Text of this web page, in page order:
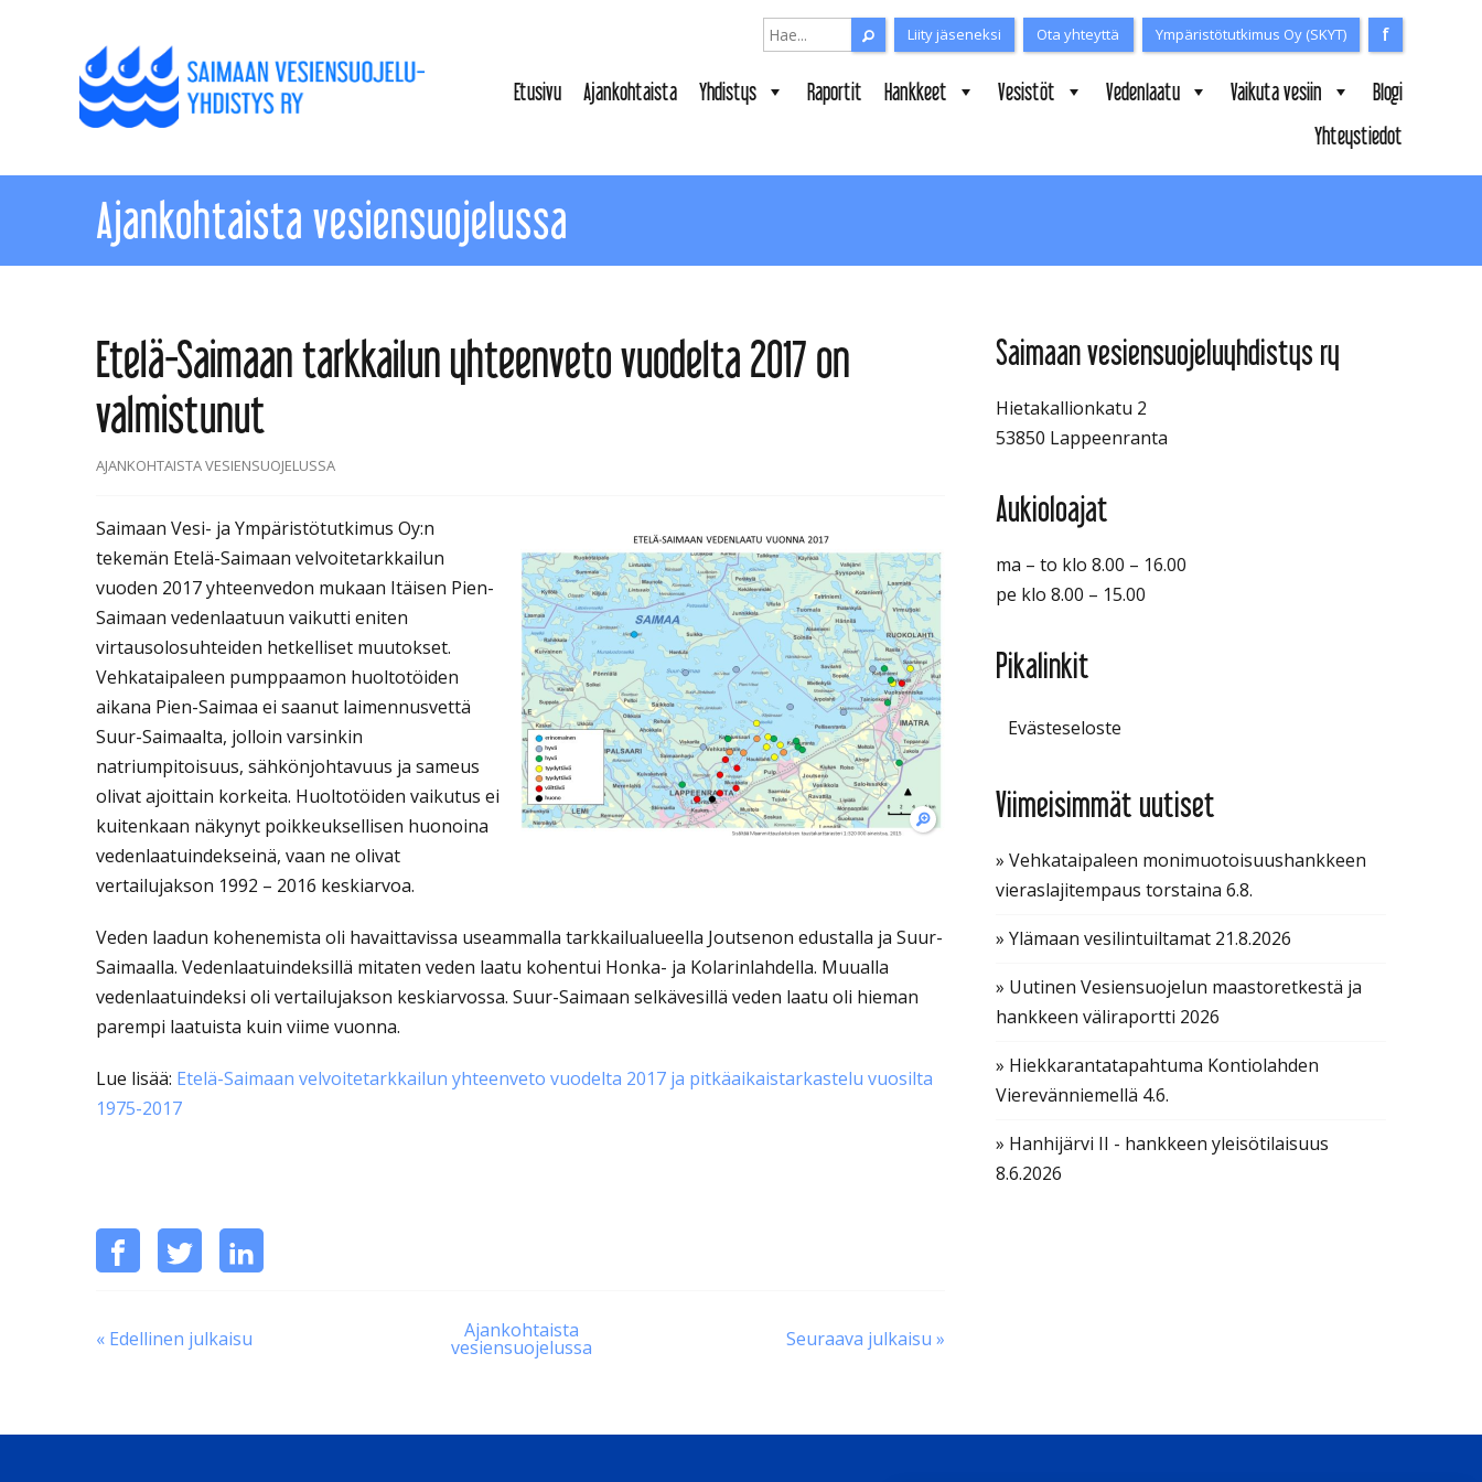
Search for: Search for:
Liity jäseneksi Ota yhteyttä Ympäristötutkimus Oy (SKYT) fFacebook
Etusivu Ajankohtaista Yhdistys Raportit Hankkeet Vesistöt Vedenlaatu Vaikuta vesiin
Blogi
Yhteystiedot
Ajankohtaista vesiensuojelussa
Etelä-Saimaan tarkkailun yhteenveto vuodelta 2017 on
valmistunut
AJANKOHTAISTA VESIENSUOJELUSSA
Saimaan Vesi- ja Ympäristötutkimus Oy:n
tekemän Etelä-Saimaan velvoitetarkkailun
vuoden 2017 yhteenvedon mukaan Itäisen Pien-
Saimaan vedenlaatuun vaikutti eniten
virtausolosuhteiden hetkelliset muutokset.
Vehkataipaleen pumppaamon huoltotöiden
aikana Pien-Saimaa ei saanut laimennusvettä
Suur-Saimaalta, jolloin varsinkin
natriumpitoisuus, sähkönjohtavuus ja sameus
olivat ajoittain korkeita. Huoltotöiden vaikutus ei
kuitenkaan näkynyt poikkeuksellisen huonoina
vedenlaatuindekseinä, vaan ne olivat
vertailujakson 1992 – 2016 keskiarvoa.
Veden laadun kohenemista oli havaittavissa useammalla tarkkailualueella Joutsenon edustalla ja Suur-
Saimaalla. Vedenlaatuindeksillä mitaten veden laatu kohentui Honka- ja Kolarinlahdella. Muualla
vedenlaatuindeksi oli vertailujakson keskiarvossa. Suur-Saimaan selkävesillä veden laatu oli hieman
parempi laatuista kuin viime vuonna.
Lue lisää: Etelä-Saimaan velvoitetarkkailun yhteenveto vuodelta 2017 ja pitkäaikaistarkastelu vuosilta
1975-2017
Jaa
sosiaalisessa
Jaa
Jaa
Jaa
« Edellinen julkaisu
Ajankohtaista
vesiensuojelussa Seuraava julkaisu »
Saimaan vesiensuojeluyhdistys ry
Hietakallionkatu 2
53850 Lappeenranta
Aukioloajat
ma – to klo 8.00 – 16.00
pe klo 8.00 – 15.00
Pikalinkit
Evästeseloste
Viimeisimmät uutiset
» Vehkataipaleen monimuotoisuushankkeen
vieraslajitempaus torstaina 6.8.
» Ylämaan vesilintuiltamat 21.8.2026
» Uutinen Vesiensuojelun maastoretkestä ja
hankkeen väliraportti 2026
» Hiekkarantatapahtuma Kontiolahden
Vierevänniemellä 4.6.
» Hanhijärvi II - hankkeen yleisötilaisuus
8.6.2026